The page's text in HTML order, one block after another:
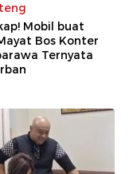
Mobil buat
Bos Konter
Ternyata